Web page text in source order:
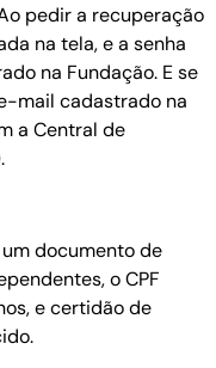
pedir a recuperação
na tela, e a senha
na Fundação. E se
mail cadastrado na
a Central de
documento de
o CPF
e certidão de